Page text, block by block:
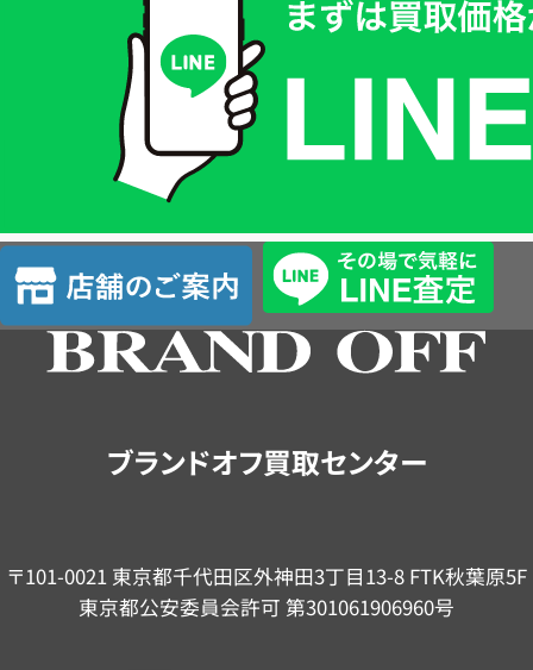
査
定
店
舗
の
ブランドオフ買取センター
〒101-0021 東京都千代田区外神田3丁目13-8 FTK秋葉原5F
東京都公安委員会許可 第301061906960号